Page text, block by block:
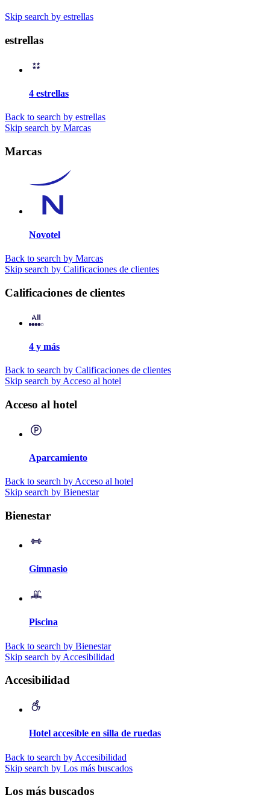
Skip search by estrellas
estrellas
4 estrellas
Back to search by estrellas
Skip search by Marcas
Marcas
Novotel
Back to search by Marcas
Skip search by Calificaciones de clientes
Calificaciones de clientes
4 y más
Back to search by Calificaciones de clientes
Skip search by Acceso al hotel
Acceso al hotel
Aparcamiento
Back to search by Acceso al hotel
Skip search by Bienestar
Bienestar
Gimnasio
Piscina
Back to search by Bienestar
Skip search by Accesibilidad
Accesibilidad
Hotel accesible en silla de ruedas
Back to search by Accesibilidad
Skip search by Los más buscados
Los más buscados